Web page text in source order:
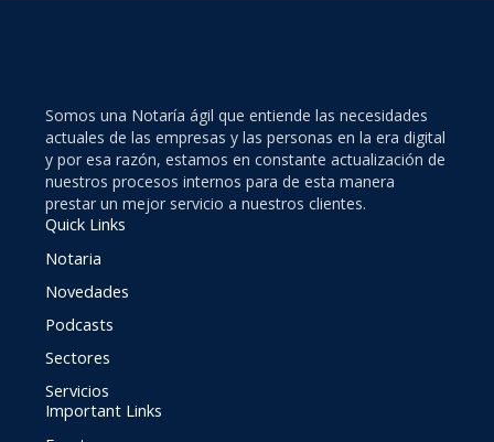
Somos una Notaría ágil que entiende las necesidades
actuales de las empresas y las personas en la era digital
y por esa razón, estamos en constante actualización de
nuestros procesos internos para de esta manera
prestar un mejor servicio a nuestros clientes.
Quick Links
Notaria
Novedades
Podcasts
Sectores
Servicios
Important Links